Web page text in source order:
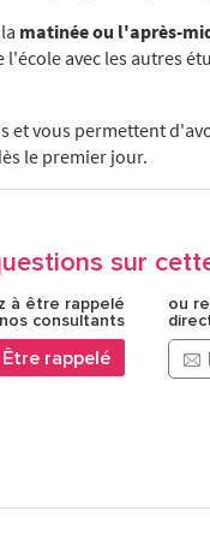
matinée ou l'après-
avec les autres
et vous permettent
le premier jour.
sur
à être rappelé
consultants
Être rappelé
ou